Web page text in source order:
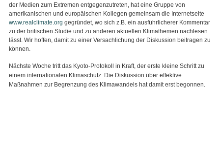
der Medien zum Extremen entgegenzutreten, hat eine Gruppe von
amerikanischen und europäischen Kollegen gemeinsam die Internetseite
www.realclimate.org gegründet, wo sich z.B. ein ausführlicherer Kommentar
zu der britischen Studie und zu anderen aktuellen Klimathemen nachlesen
lässt. Wir hoffen, damit zu einer Versachlichung der Diskussion beitragen zu
können.
Nächste Woche tritt das Kyoto-Protokoll in Kraft, der erste kleine Schritt zu
einem internationalen Klimaschutz. Die Diskussion über effektive
Maßnahmen zur Begrenzung des Klimawandels hat damit erst begonnen.